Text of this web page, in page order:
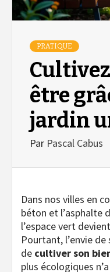
PRATIQUE
être
jardin
Par Pascal Cabus
Dans nos villes en
béton et l’asphalte
l’espace vert
Pourtant, l’envie
de cultiver son
plus écologiques